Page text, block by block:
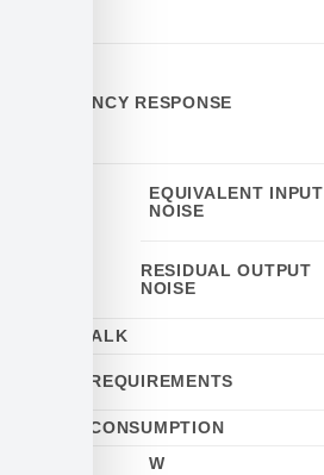
FREQUENCY RESPONSE
EQUIVALENT INPUT
NOISE
RESIDUAL OUTPUT
NOISE
CROSSTALK
POWER REQUIREMENTS
POWER CONSUMPTION
W